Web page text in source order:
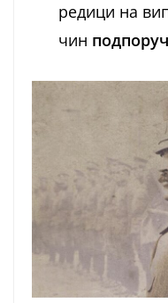
редици на
чин